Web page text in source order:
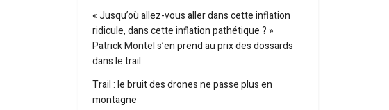
« Jusqu’où allez-vous aller dans cette inflation
ridicule, dans cette inflation pathétique ? »
Patrick Montel s’en prend au prix des dossards
dans le trail
Trail : le bruit des drones ne passe plus en
montagne